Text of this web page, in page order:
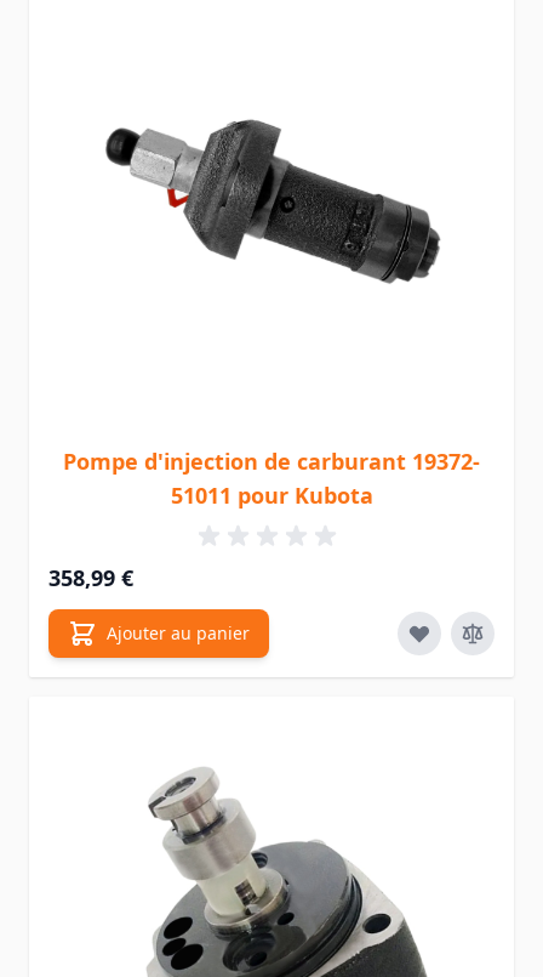
Pompe d'injection de carburant 19372-
51011 pour Kubota
358,99 €
Ajouter au panier